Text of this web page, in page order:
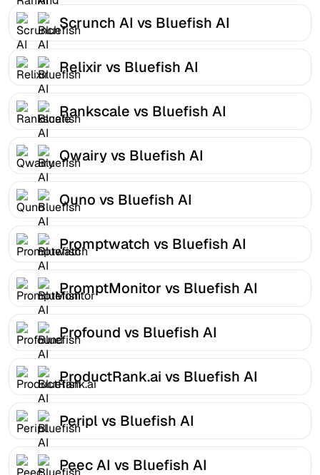
Scrunch AI vs Bluefish AI
Relixir vs Bluefish AI
Rankscale vs Bluefish AI
Qwairy vs Bluefish AI
Quno vs Bluefish AI
Promptwatch vs Bluefish AI
PromptMonitor vs Bluefish AI
Profound vs Bluefish AI
ProductRank.ai vs Bluefish AI
Peripl vs Bluefish AI
Peec AI vs Bluefish AI